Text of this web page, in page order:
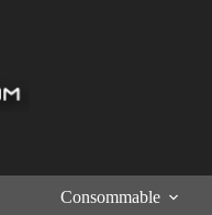
Consommable